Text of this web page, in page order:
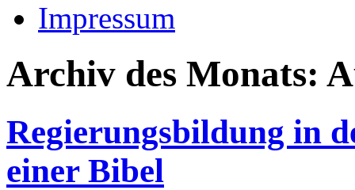
Impressum
Archiv des Monats:
Regierungsbildung in
einer Bibel